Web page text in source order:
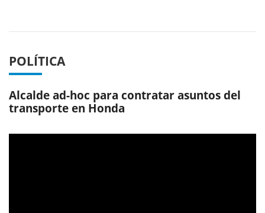
POLÍTICA
Alcalde ad-hoc para contratar asuntos del
transporte en Honda